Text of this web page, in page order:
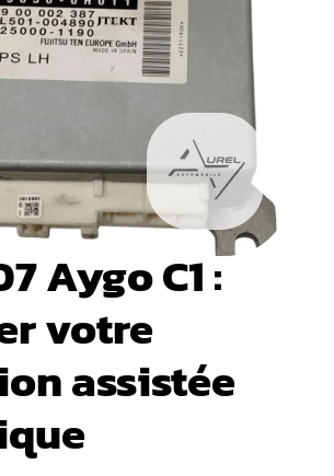
Aygo C1 :
votre
assistée